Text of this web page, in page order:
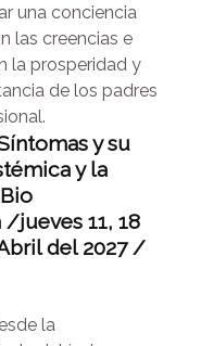
una conciencia
las creencias e
la prosperidad y
de los padres
y su
y la
jueves 11, 18
del 2027 /
la